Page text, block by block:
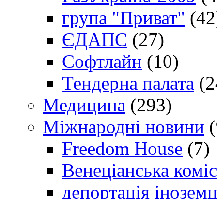
група "Приват"
ЄДАПС (27)
Софтлайн (10)
Тендерна палата
Медицина (293)
Міжнародні новини
Freedom House (7)
Венеціанська
депортація